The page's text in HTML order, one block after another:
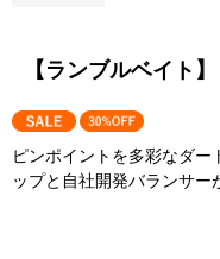
【ランブルベイト
ピンポイントを多彩なダー
ップと自社開発バランサー